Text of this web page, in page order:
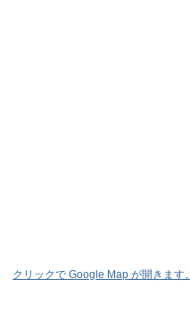
クリックで Google Map が開きます。